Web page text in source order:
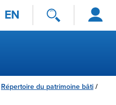
EN
Se
connecter
Répertoire du patrimoine bâti /